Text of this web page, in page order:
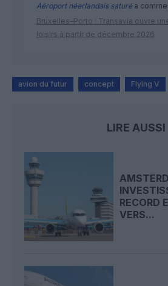
Aéroport néerlandais saturéa
Bruxelles–Porto : Transavia ouvre
loisirs à partir de décembre 2026
avion du futur concept Flying V
LIRE AUSSI
RECORD
VERS...